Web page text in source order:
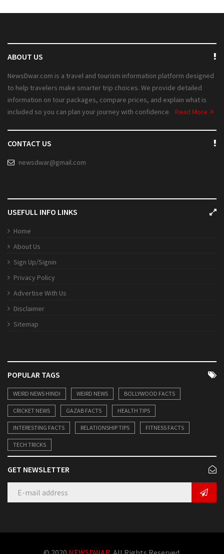
ABOUT US
NewsDwar.com is a travel and tourism information platform designed
to help travelers make smarter trip choices. We provide detailed
information on tour packages, compare prices, and explain what is
included so you can plan your journey with confidence. Read More
CONTACT US
newsdwar@gmail.com
USEFULL INFO LINKS
Home
About Us
Sign Up/Signin
Privacy Policy
Advertise With Us
Disclaimer
Sitemap
POPULAR TAGS
WEIRD NEWS HINDI WEIRD NEWS BOLLYWOOD FACTS
CRICKET NEWS GAZAB FACTS HEALTH TIPS
INTERESTING FACTS RELATIONSHIP TIPS FITNESS FACTS
TECH TRICKS
GET NEWSLETTER